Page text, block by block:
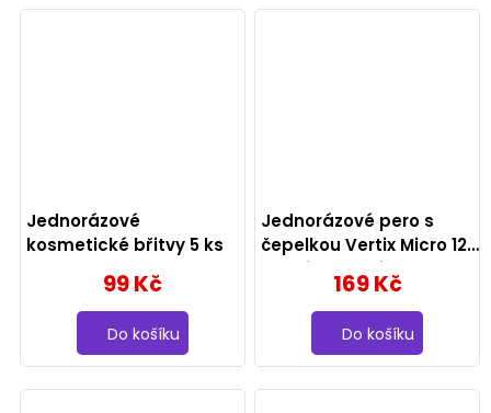
Jednorázové
kosmetické břitvy 5 ks
99 Kč
Do košíku
Jednorázové pero s
čepelkou Vertix Micro 12U
na microblading -
169 Kč
Do košíku